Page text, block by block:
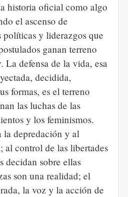
historia oficial como algo
el ascenso de
y liderazgos que
ganan terreno
La defensa de la vida, esa
decidida,
formas, es el terreno
las luchas de las
y los feminismos.
la depredación y al
al control de las libertades
decidan sobre ellas
son una realidad; el
la voz y la acción de